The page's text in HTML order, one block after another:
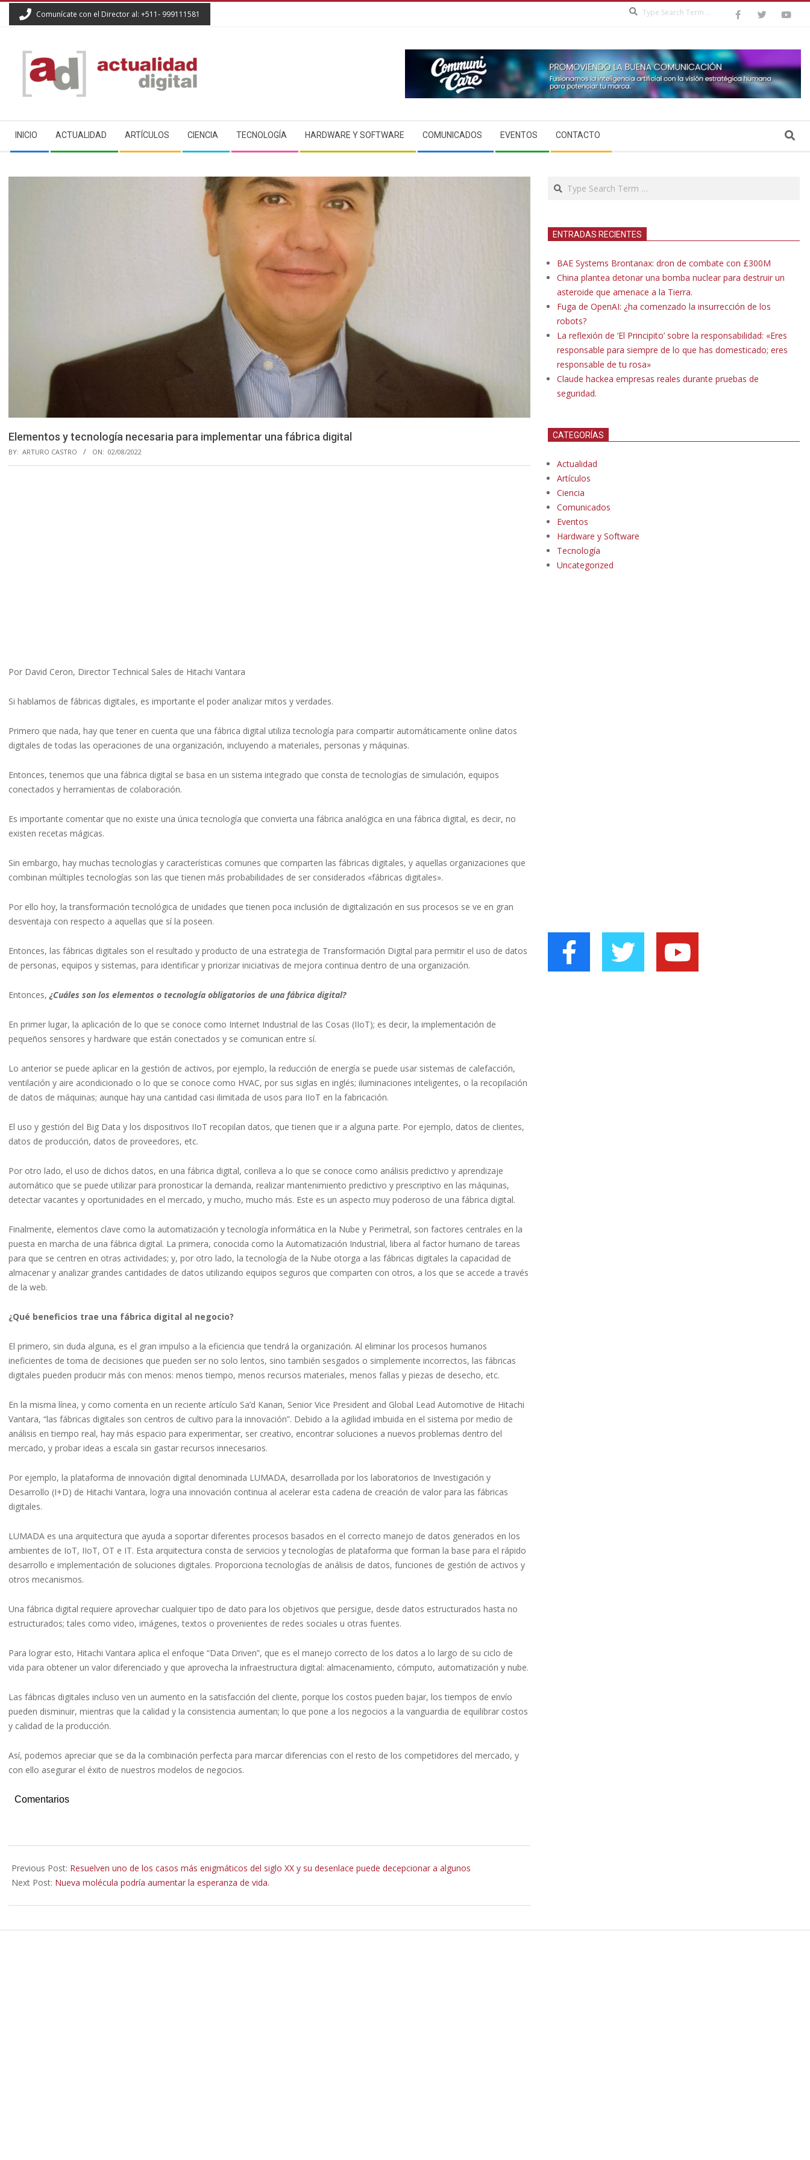
Comunícate con el Director al: +511- 999111581
ACTUALIDAD
DIGITAL
Navigation
Menu
INICIO ACTUALIDAD ARTÍCULOS CIENCIA TECNOLOGÍA HARDWARE Y SOFTWARE COMUNICADOS EVENTOS CONTACTO Search
Elementos y tecnología necesaria para implementar una fábrica digital
BY: ARTURO CASTRO ON: 02/08/2022
Por David Ceron, Director Technical Sales de Hitachi Vantara
Si hablamos de fábricas digitales, es importante el poder analizar mitos y verdades.
Primero que nada, hay que tener en cuenta que una fábrica digital utiliza tecnología para compartir automáticamente online datos
digitales de todas las operaciones de una organización, incluyendo a materiales, personas y máquinas.
Entonces, tenemos que una fábrica digital se basa en un sistema integrado que consta de tecnologías de simulación, equipos
conectados y herramientas de colaboración.
Es importante comentar que no existe una única tecnología que convierta una fábrica analógica en una fábrica digital, es decir, no
existen recetas mágicas.
Sin embargo, hay muchas tecnologías y características comunes que comparten las fábricas digitales, y aquellas organizaciones que
combinan múltiples tecnologías son las que tienen más probabilidades de ser considerados «fábricas digitales».
Por ello hoy, la transformación tecnológica de unidades que tienen poca inclusión de digitalización en sus procesos se ve en gran
desventaja con respecto a aquellas que sí la poseen.
Entonces, las fábricas digitales son el resultado y producto de una estrategia de Transformación Digital para permitir el uso de datos
de personas, equipos y sistemas, para identificar y priorizar iniciativas de mejora continua dentro de una organización.
Entonces,¿Cuáles son los elementos o tecnología obligatorios de una fábrica digital?
En primer lugar, la aplicación de lo que se conoce como Internet Industrial de las Cosas (IIoT); es decir, la implementación de
pequeños sensores y hardware que están conectados y se comunican entre sí.
Lo anterior se puede aplicar en la gestión de activos, por ejemplo, la reducción de energía se puede usar sistemas de calefacción,
ventilación y aire acondicionado o lo que se conoce como HVAC, por sus siglas en inglés; iluminaciones inteligentes, o la recopilación
de datos de máquinas; aunque hay una cantidad casi ilimitada de usos para IIoT en la fabricación.
El uso y gestión del Big Data y los dispositivos IIoT recopilan datos, que tienen que ir a alguna parte. Por ejemplo, datos de clientes,
datos de producción, datos de proveedores, etc.
Por otro lado, el uso de dichos datos, en una fábrica digital, conlleva a lo que se conoce como análisis predictivo y aprendizaje
automático que se puede utilizar para pronosticar la demanda, realizar mantenimiento predictivo y prescriptivo en las máquinas,
detectar vacantes y oportunidades en el mercado, y mucho, mucho más. Este es un aspecto muy poderoso de una fábrica digital.
Finalmente, elementos clave como la automatización y tecnología informática en la Nube y Perimetral, son factores centrales en la
puesta en marcha de una fábrica digital. La primera, conocida como la Automatización Industrial, libera al factor humano de tareas
para que se centren en otras actividades; y, por otro lado, la tecnología de la Nube otorga a las fábricas digitales la capacidad de
almacenar y analizar grandes cantidades de datos utilizando equipos seguros que comparten con otros, a los que se accede a través
de la web.
¿Qué beneficios trae una fábrica digital al negocio?
El primero, sin duda alguna, es el gran impulso a la eficiencia que tendrá la organización. Al eliminar los procesos humanos
ineficientes de toma de decisiones que pueden ser no solo lentos, sino también sesgados o simplemente incorrectos, las fábricas
digitales pueden producir más con menos: menos tiempo, menos recursos materiales, menos fallas y piezas de desecho, etc.
En la misma línea, y como comenta en un reciente artículo Sa’d Kanan, Senior Vice President and Global Lead Automotive de Hitachi
Vantara, “las fábricas digitales son centros de cultivo para la innovación”. Debido a la agilidad imbuida en el sistema por medio de
análisis en tiempo real, hay más espacio para experimentar, ser creativo, encontrar soluciones a nuevos problemas dentro del
mercado, y probar ideas a escala sin gastar recursos innecesarios.
Por ejemplo, la plataforma de innovación digital denominada LUMADA, desarrollada por los laboratorios de Investigación y
Desarrollo (I+D) de Hitachi Vantara, logra una innovación continua al acelerar esta cadena de creación de valor para las fábricas
digitales.
LUMADA es una arquitectura que ayuda a soportar diferentes procesos basados en el correcto manejo de datos generados en los
ambientes de IoT, IIoT, OT e IT. Esta arquitectura consta de servicios y tecnologías de plataforma que forman la base para el rápido
desarrollo e implementación de soluciones digitales. Proporciona tecnologías de análisis de datos, funciones de gestión de activos y
otros mecanismos.
Una fábrica digital requiere aprovechar cualquier tipo de dato para los objetivos que persigue, desde datos estructurados hasta no
estructurados; tales como video, imágenes, textos o provenientes de redes sociales u otras fuentes.
Para lograr esto, Hitachi Vantara aplica el enfoque “Data Driven”, que es el manejo correcto de los datos a lo largo de su ciclo de
vida para obtener un valor diferenciado y que aprovecha la infraestructura digital: almacenamiento, cómputo, automatización y nube.
Las fábricas digitales incluso ven un aumento en la satisfacción del cliente, porque los costos pueden bajar, los tiempos de envío
pueden disminuir, mientras que la calidad y la consistencia aumentan; lo que pone a los negocios a la vanguardia de equilibrar costos
y calidad de la producción.
Así, podemos apreciar que se da la combinación perfecta para marcar diferencias con el resto de los competidores del mercado, y
con ello asegurar el éxito de nuestros modelos de negocios.
Comentarios
08-
02
Previous Post: Resuelven uno de los casos más enigmáticos del siglo XX y su desenlace puede decepcionar a algunos
Next Post: Nueva molécula podría aumentar la esperanza de vida.
Search
ENTRADAS RECIENTES
BAE Systems Brontanax: dron de combate con £300M
China plantea detonar una bomba nuclear para destruir un
asteroide que amenace a la Tierra.
Fuga de OpenAI: ¿ha comenzado la insurrección de los
robots?
La reflexión de ‘El Principito’ sobre la responsabilidad: «Eres
responsable para siempre de lo que has domesticado; eres
responsable de tu rosa»
Claude hackea empresas reales durante pruebas de
seguridad.
CATEGORÍAS
Actualidad
Artículos
Ciencia
Comunicados
Eventos
Hardware y Software
Tecnología
Uncategorized